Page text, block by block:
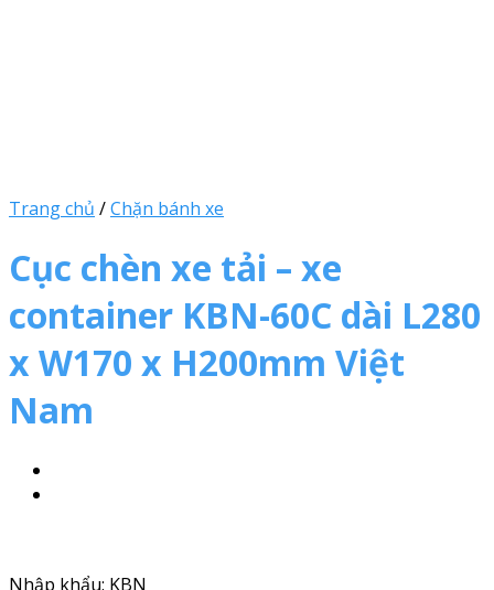
Trang chủ /Chặn bánh xe
Cục chèn xe tải – xe
container KBN-60C dài L280
x W170 x H200mm Việt
Nam
Nhập khẩu: KBN